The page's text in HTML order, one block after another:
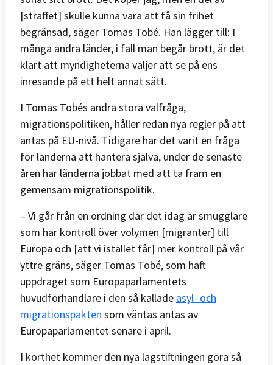
[straffet] skulle kunna vara att få sin frihet
begränsad, säger Tomas Tobé. Han lägger till: I
många andra länder, i fall man begår brott, är det
klart att myndigheterna väljer att se på ens
inresande på ett helt annat sätt.
I Tomas Tobés andra stora valfråga,
migrationspolitiken, håller redan nya regler på att
antas på EU-nivå. Tidigare har det varit en fråga
för länderna att hantera själva, under de senaste
åren har länderna jobbat med att ta fram en
gemensam migrationspolitik.
– Vi går från en ordning där det idag är smugglare
som har kontroll över volymen [migranter] till
Europa och [att vi istället får] mer kontroll på vår
yttre gräns, säger Tomas Tobé, som haft
uppdraget som Europaparlamentets
huvudförhandlare i den så kallade asyl- och
migrationspakten som väntas antas av
Europaparlamentet senare i april.
I korthet kommer den nya lagstiftningen göra så